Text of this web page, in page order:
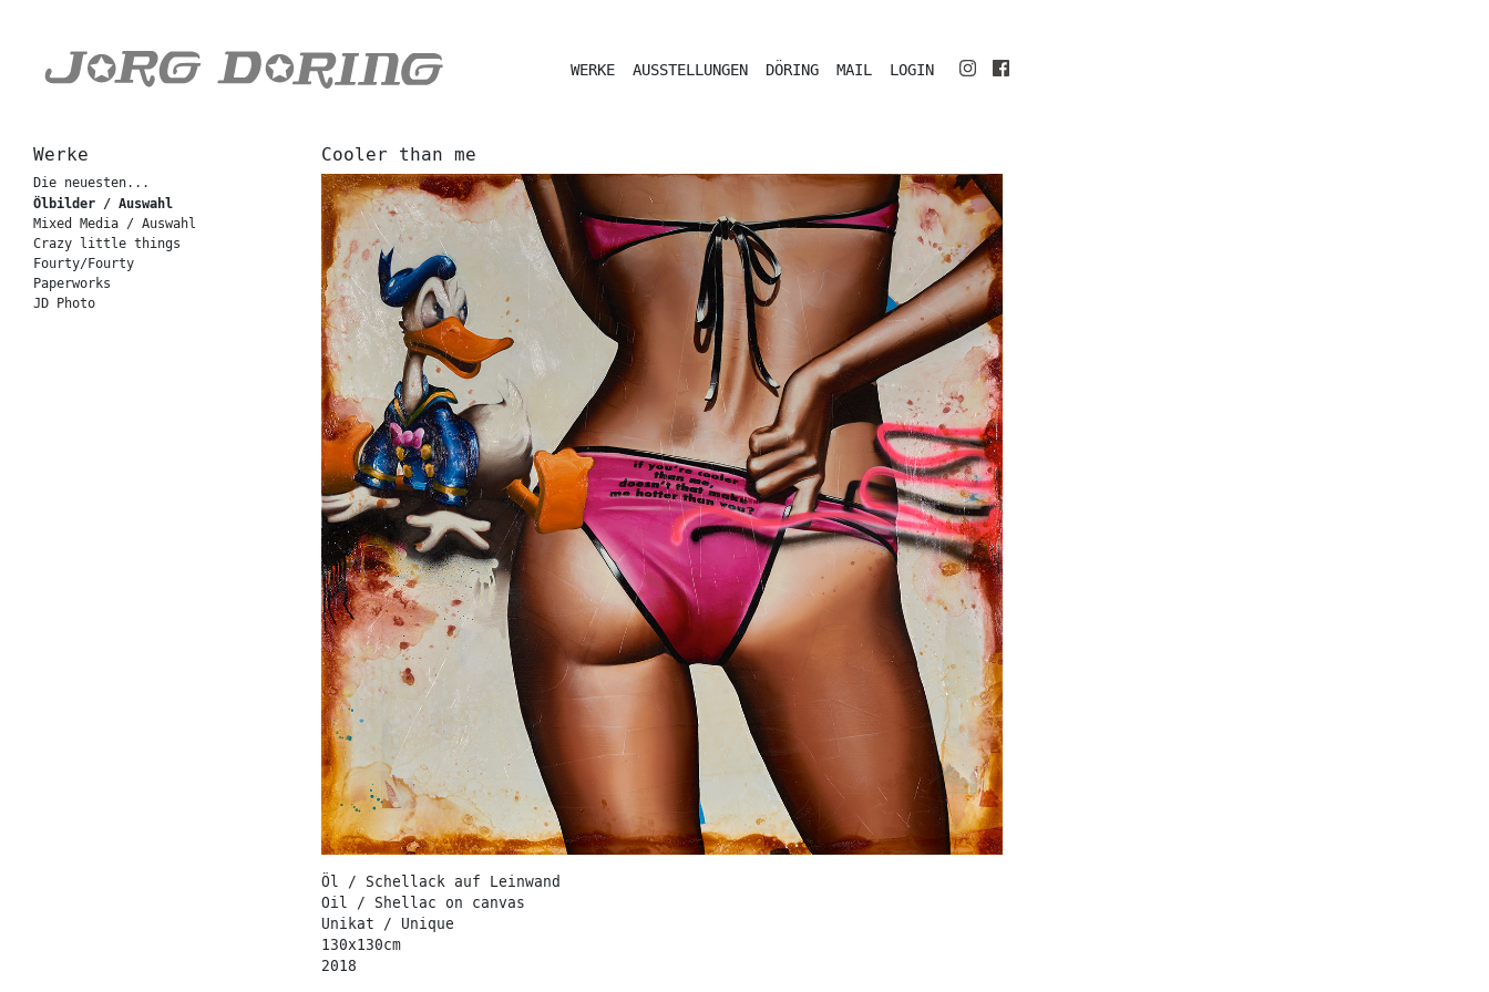
WERKE AUSSTELLUNGEN DÖRING MAIL LOGIN
Werke
Die neuesten...
Ölbilder / Auswahl
Mixed Media / Auswahl
Crazy little things
Fourty/Fourty
Paperworks
JD Photo
Cooler than me
Öl / Schellack auf Leinwand
Oil / Shellac on canvas
Unikat / Unique
130x130cm
2018